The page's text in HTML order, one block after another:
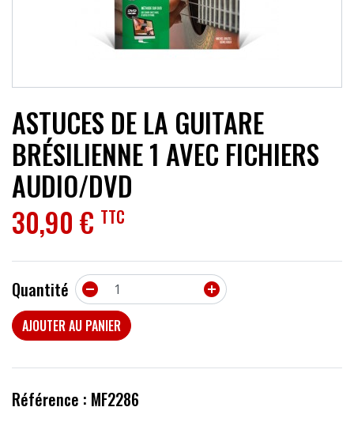
ASTUCES DE LA GUITARE
BRÉSILIENNE 1 AVEC FICHIERS
AUDIO/DVD
30,90 € TTC
Quantité 

AJOUTER AU PANIER
Référence : MF2286
ACCESSOIRES
EFFETS
PROMOTIONS